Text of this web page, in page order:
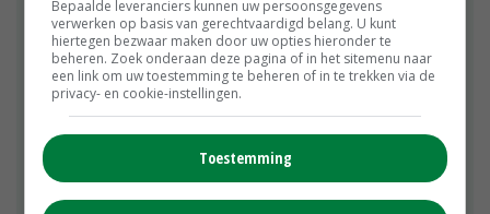
staat gepland voor het najaar van 2026.
Projectleider Jasper Schermer van Vertify: ‘We
hopen in september te starten en tot in 2028 door
te gaan. We schalen dan op naar 400 vierkante
meter en de tests vinden plaats op een
praktijkbedrijf in het Westland. Dat is een groot
voordeel, want daar komen telers toch makkelijker
Bepaalde leveranciers kunnen uw persoonsgegevens
verwerken op basis van gerechtvaardigd belang. U kunt
hiertegen bezwaar maken door uw opties hieronder te
beheren. Zoek onderaan deze pagina of in het sitemenu naar
een link om uw toestemming te beheren of in te trekken via de
privacy- en cookie-instellingen.
Toestemming